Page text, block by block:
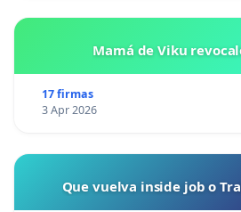
Mamá de Viku
17 firmas
3 Apr 2026
Que vuelva inside job o